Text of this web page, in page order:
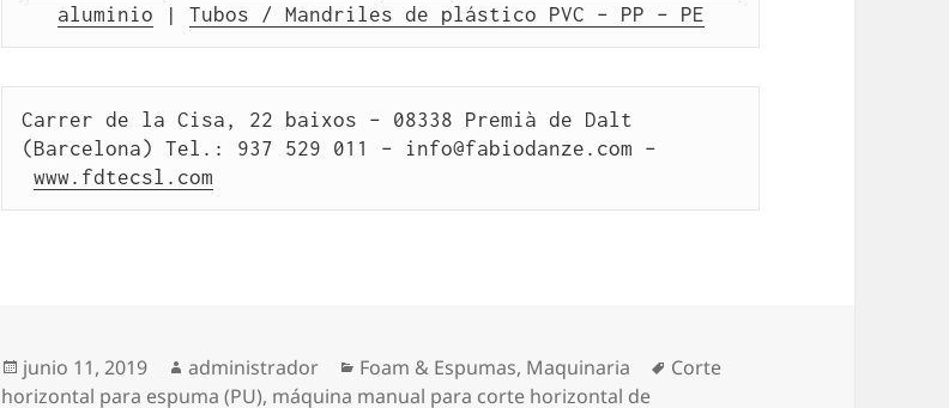
aluminio | Tubos / Mandriles de plástico PVC – PP – PE
Carrer de la Cisa, 22 baixos – 08338 Premià de Dalt
(Barcelona) Tel.: 937 529 011 – info@fabiodanze.com –
www.fdtecsl.com
Publicado
el
junio 11, 2019 Autor
administrador Categorías
Foam & Espumas, Maquinaria Etiquetas
Corte
horizontal para espuma (PU), máquina manual para corte horizontal de